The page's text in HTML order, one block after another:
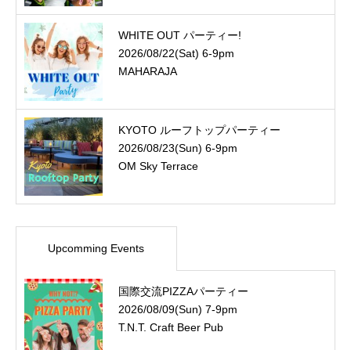
WHITE OUT パーティー!
2026/08/22(Sat) 6-9pm
MAHARAJA
KYOTO ルーフトップパーティー
2026/08/23(Sun) 6-9pm
OM Sky Terrace
Upcomming Events
国際交流PIZZAパーティー
2026/08/09(Sun) 7-9pm
T.N.T. Craft Beer Pub